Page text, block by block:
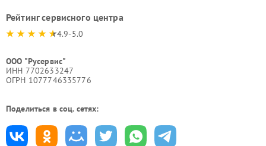
Рейтинг сервисного центра
4.9-5.0
ООО "Русервис"
ИНН 7702633247
ОГРН 1077746335776
Поделиться в соц. сетях: